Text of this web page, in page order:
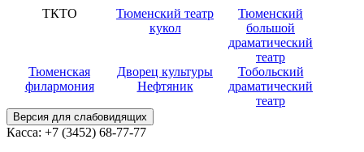
ТКТО
Тюменский театр
кукол
Тюменский
большой
драматический
театр
Тюменская
филармония
Дворец культуры
Нефтяник
Тобольский
драматический
театр
Версия для слабовидящих
Касса: +7 (3452) 68-77-77